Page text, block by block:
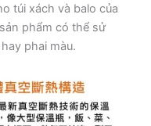
túi xách và balo của
phẩm có thể sử
phai màu.